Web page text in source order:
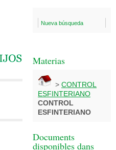
Nueva búsqueda
Materias
> CONTROL
ESFINTERIANO
CONTROL
ESFINTERIANO
Documents
disponibles dans